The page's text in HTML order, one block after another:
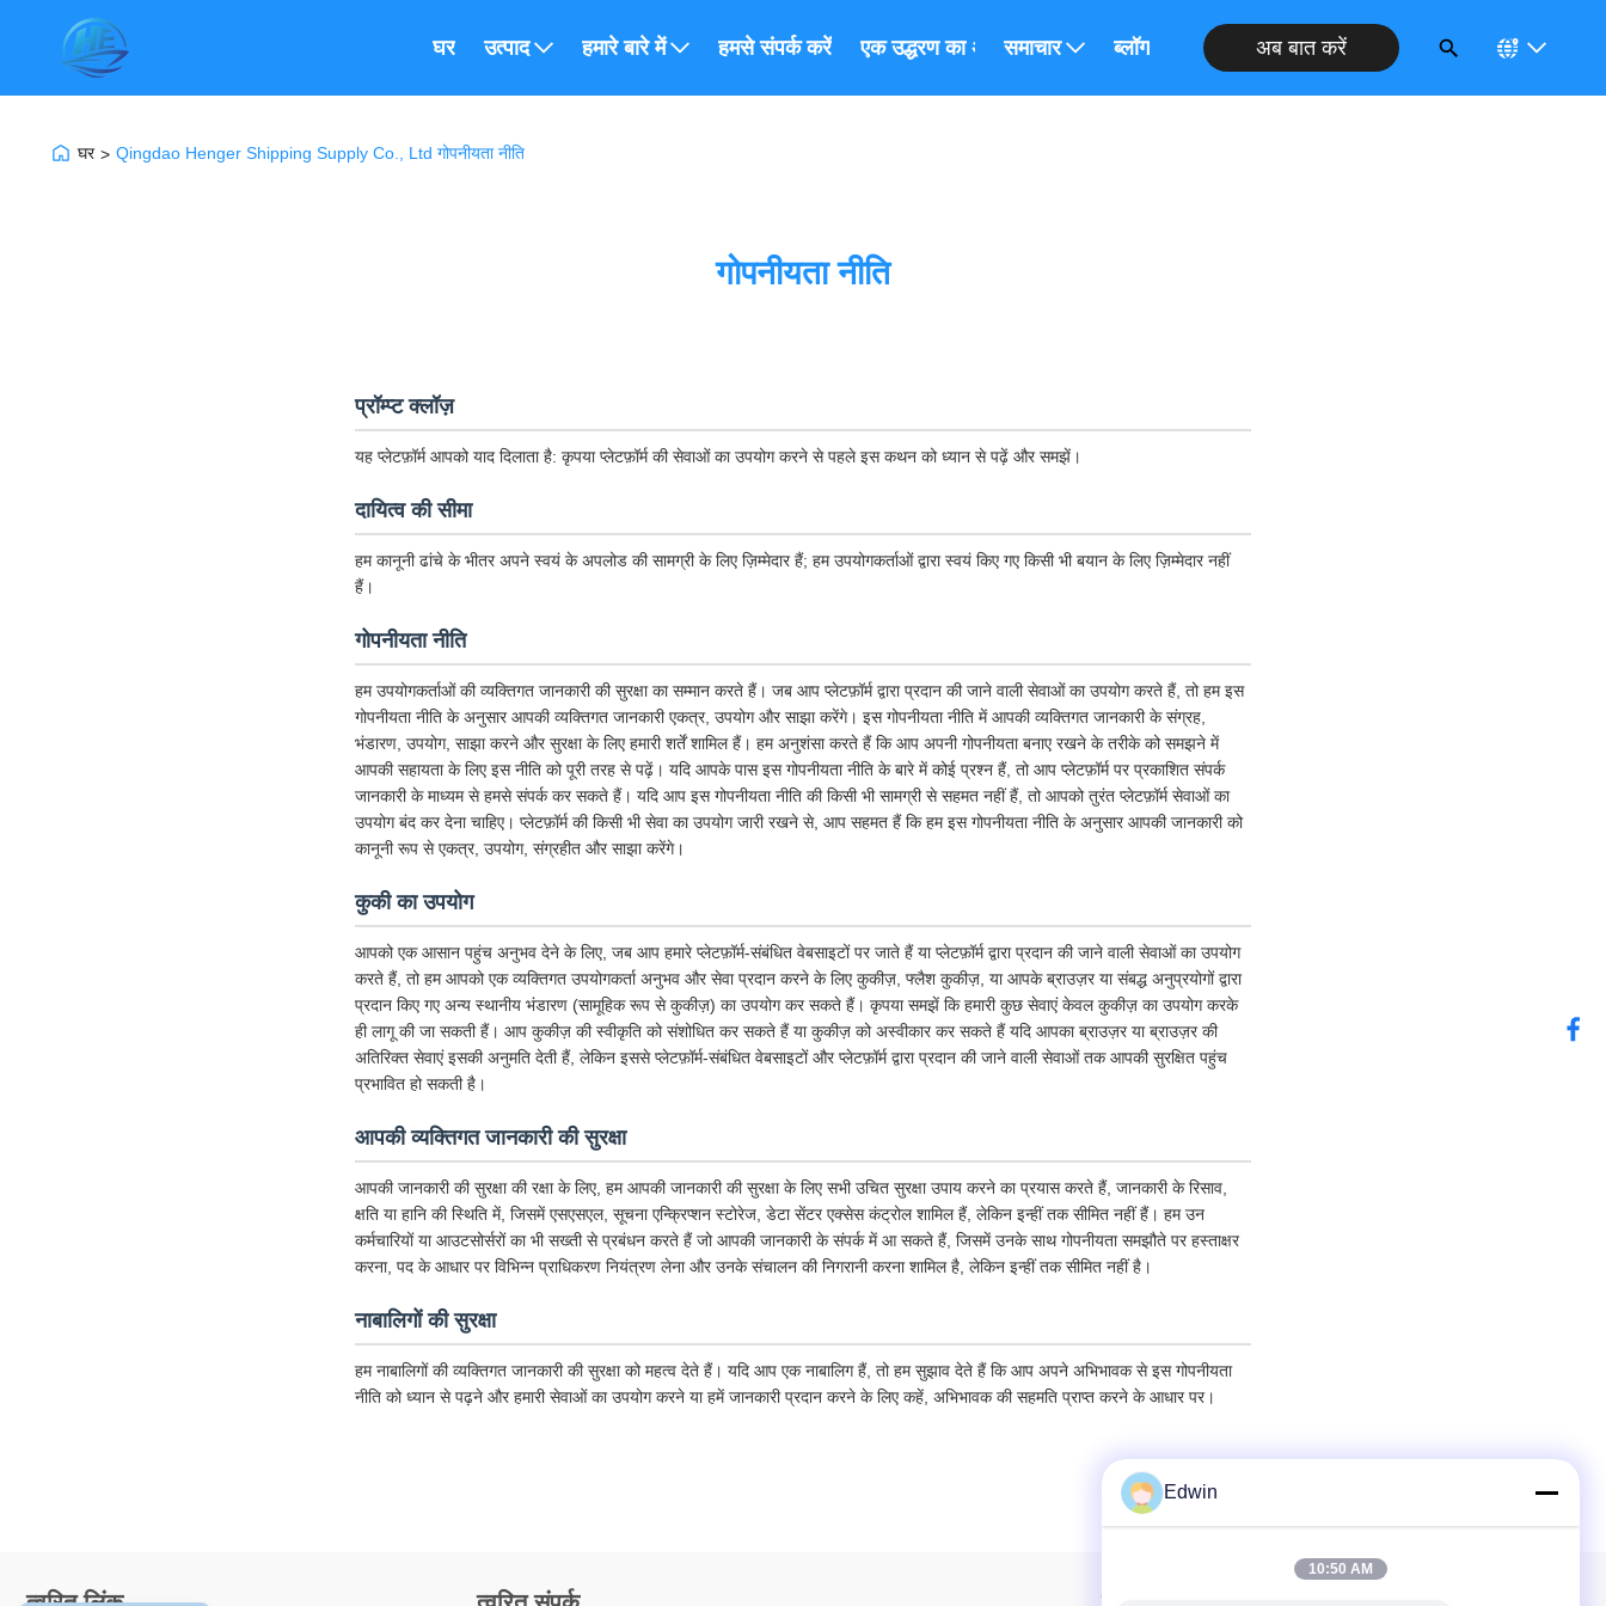
घर उत्पाद हमारे बारे में हमसे संपर्क करें एक उद्धरण का अनुरोध करें
समाचार ब्लॉग अब बात करें
घर > Qingdao Henger Shipping Supply Co., Ltd गोपनीयता नीति
गोपनीयता नीति
प्रॉम्प्ट क्लॉज़
यह प्लेटफ़ॉर्म आपको याद दिलाता है: कृपया प्लेटफ़ॉर्म की सेवाओं का उपयोग करने से पहले इस कथन को ध्यान से पढ़ें और समझें।
दायित्व की सीमा
हम कानूनी ढांचे के भीतर अपने स्वयं के अपलोड की सामग्री के लिए ज़िम्मेदार हैं; हम उपयोगकर्ताओं द्वारा स्वयं किए गए किसी भी बयान के लिए ज़िम्मेदार नहीं
हैं।
गोपनीयता नीति
हम उपयोगकर्ताओं की व्यक्तिगत जानकारी की सुरक्षा का सम्मान करते हैं। जब आप प्लेटफ़ॉर्म द्वारा प्रदान की जाने वाली सेवाओं का उपयोग करते हैं, तो हम इस
गोपनीयता नीति के अनुसार आपकी व्यक्तिगत जानकारी एकत्र, उपयोग और साझा करेंगे। इस गोपनीयता नीति में आपकी व्यक्तिगत जानकारी के संग्रह,
भंडारण, उपयोग, साझा करने और सुरक्षा के लिए हमारी शर्तें शामिल हैं। हम अनुशंसा करते हैं कि आप अपनी गोपनीयता बनाए रखने के तरीके को समझने में
आपकी सहायता के लिए इस नीति को पूरी तरह से पढ़ें। यदि आपके पास इस गोपनीयता नीति के बारे में कोई प्रश्न हैं, तो आप प्लेटफ़ॉर्म पर प्रकाशित संपर्क
जानकारी के माध्यम से हमसे संपर्क कर सकते हैं। यदि आप इस गोपनीयता नीति की किसी भी सामग्री से सहमत नहीं हैं, तो आपको तुरंत प्लेटफ़ॉर्म सेवाओं का
उपयोग बंद कर देना चाहिए। प्लेटफ़ॉर्म की किसी भी सेवा का उपयोग जारी रखने से, आप सहमत हैं कि हम इस गोपनीयता नीति के अनुसार आपकी जानकारी को
कानूनी रूप से एकत्र, उपयोग, संग्रहीत और साझा करेंगे।
कुकी का उपयोग
आपको एक आसान पहुंच अनुभव देने के लिए, जब आप हमारे प्लेटफ़ॉर्म-संबंधित वेबसाइटों पर जाते हैं या प्लेटफ़ॉर्म द्वारा प्रदान की जाने वाली सेवाओं का उपयोग
करते हैं, तो हम आपको एक व्यक्तिगत उपयोगकर्ता अनुभव और सेवा प्रदान करने के लिए कुकीज़, फ्लैश कुकीज़, या आपके ब्राउज़र या संबद्ध अनुप्रयोगों द्वारा
प्रदान किए गए अन्य स्थानीय भंडारण (सामूहिक रूप से कुकीज़) का उपयोग कर सकते हैं। कृपया समझें कि हमारी कुछ सेवाएं केवल कुकीज़ का उपयोग करके
ही लागू की जा सकती हैं। आप कुकीज़ की स्वीकृति को संशोधित कर सकते हैं या कुकीज़ को अस्वीकार कर सकते हैं यदि आपका ब्राउज़र या ब्राउज़र की
अतिरिक्त सेवाएं इसकी अनुमति देती हैं, लेकिन इससे प्लेटफ़ॉर्म-संबंधित वेबसाइटों और प्लेटफ़ॉर्म द्वारा प्रदान की जाने वाली सेवाओं तक आपकी सुरक्षित पहुंच
प्रभावित हो सकती है।
आपकी व्यक्तिगत जानकारी की सुरक्षा
आपकी जानकारी की सुरक्षा की रक्षा के लिए, हम आपकी जानकारी की सुरक्षा के लिए सभी उचित सुरक्षा उपाय करने का प्रयास करते हैं, जानकारी के रिसाव,
क्षति या हानि की स्थिति में, जिसमें एसएसएल, सूचना एन्क्रिप्शन स्टोरेज, डेटा सेंटर एक्सेस कंट्रोल शामिल हैं, लेकिन इन्हीं तक सीमित नहीं हैं। हम उन
कर्मचारियों या आउटसोर्सरों का भी सख्ती से प्रबंधन करते हैं जो आपकी जानकारी के संपर्क में आ सकते हैं, जिसमें उनके साथ गोपनीयता समझौते पर हस्ताक्षर
करना, पद के आधार पर विभिन्न प्राधिकरण नियंत्रण लेना और उनके संचालन की निगरानी करना शामिल है, लेकिन इन्हीं तक सीमित नहीं है।
नाबालिगों की सुरक्षा
हम नाबालिगों की व्यक्तिगत जानकारी की सुरक्षा को महत्व देते हैं। यदि आप एक नाबालिग हैं, तो हम सुझाव देते हैं कि आप अपने अभिभावक से इस गोपनीयता
नीति को ध्यान से पढ़ने और हमारी सेवाओं का उपयोग करने या हमें जानकारी प्रदान करने के लिए कहें, अभिभावक की सहमति प्राप्त करने के आधार पर।
Edwin
10:50 AM